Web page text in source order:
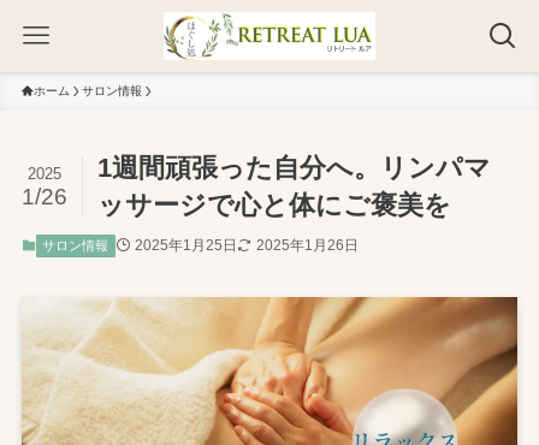
ホーム サロン情報
1週間頑張った自分へ。リンパマ
ッサージで心と体にご褒美を
2025
1/26
サロン情報 2025年1月25日 2025年1月26日